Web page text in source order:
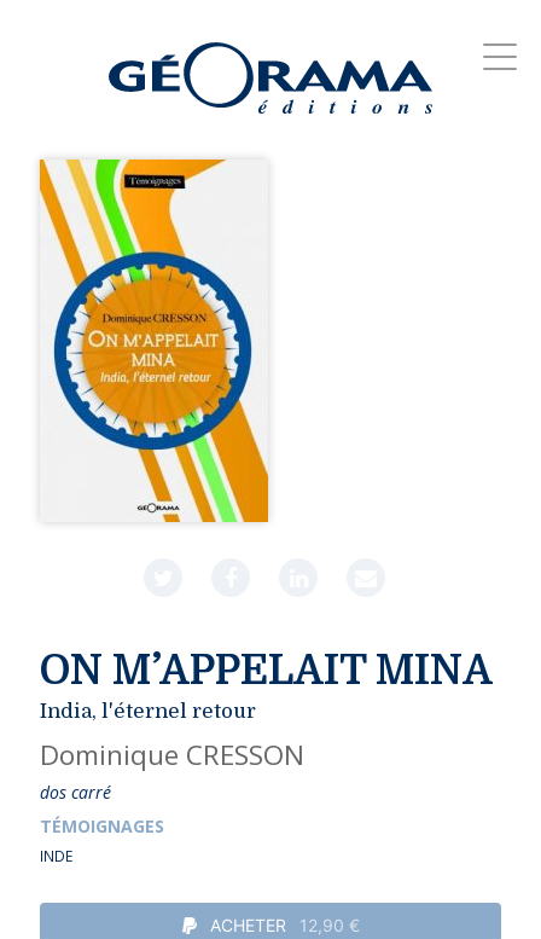
ON M’APPELAIT MINA
India, l'éternel retour
Dominique CRESSON
dos carré
TÉMOIGNAGES
INDE
ACHETER 12,90 €